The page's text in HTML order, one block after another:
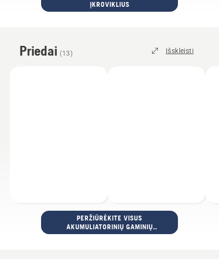
ĮKROVIKLIUS
Priedai (13) Išskleisti
PERŽIŪRĖKITE VISUS
AKUMULIATORINIŲ GAMINIŲ
PRIEDUS